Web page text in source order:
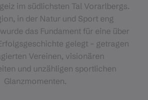
im südlichsten Tal Vorarlbergs.
in der Natur und Sport eng
das Fundament für eine über
gelegt – getragen
Vereinen, visionären
und unzähligen sportlichen
Glanzmomenten.